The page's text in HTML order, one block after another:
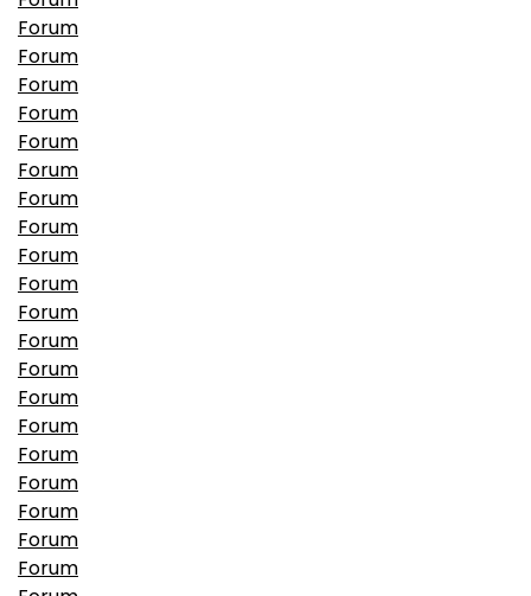
Forum
Forum
Forum
Forum
Forum
Forum
Forum
Forum
Forum
Forum
Forum
Forum
Forum
Forum
Forum
Forum
Forum
Forum
Forum
Forum